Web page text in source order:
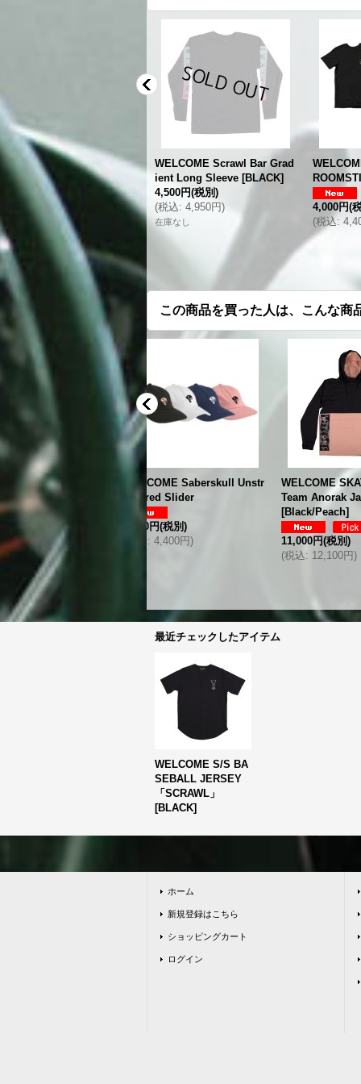
Latin Lightweigh
Crew Neck Fleece [BLACK
円(税別)
税込
8,800円 )
WELCOME Scrawl Bar Grad
ient Long Sleeve [BLACK]
4,500円(税別)
(税込: 4,950円)
在庫なし
4,000円(
(税込:
この商品を買った人は、こんな商
Saberskull Unstr
Slider
税込 : 4,400円
WELCOME SKATEBOARDS
Team Anorak Jacket
11,000円
P
4,000円(
(税込:
最近チェックしたアイテム
WELCOME S/S BA
SEBALL JERSEY
「SCRAWL」
[BLACK]
ホーム
新規登録はこちら
ショッピングカート
ログイン